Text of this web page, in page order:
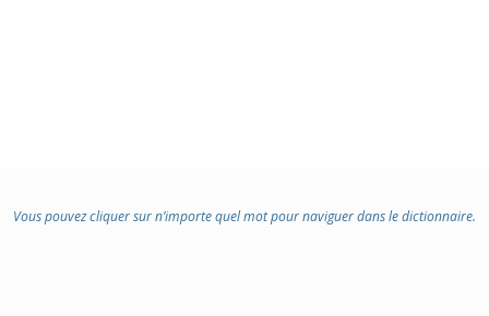
Vous pouvez cliquer sur n’importe quel mot pour naviguer dans le dictionnaire.